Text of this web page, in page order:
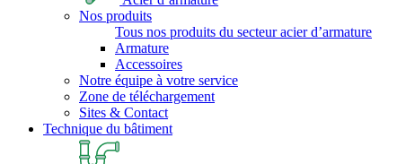
Nos produits
Tous nos produits du secteur acier d’armature
Armature
Accessoires
Notre équipe à votre service
Zone de téléchargement
Sites & Contact
Technique du bâtiment